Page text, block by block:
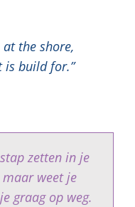
at the shore,
build for.”
zetten in je
weet je
graag op weg.